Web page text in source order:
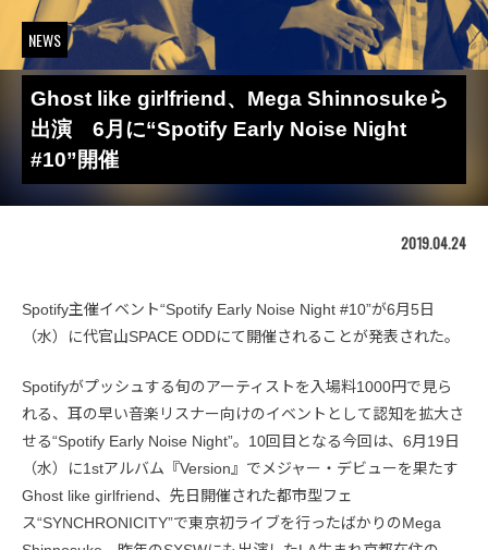
NEWS
Ghost like girlfriend、Mega Shinnosukeら
出演 6月に“Spotify Early Noise Night
#10”開催
2019.04.24
Spotify主催イベント“Spotify Early Noise Night #10”が6月5日
（水）に代官山SPACE ODDにて開催されることが発表された。
Spotifyがプッシュする旬のアーティストを入場料1000円で見ら
れる、耳の早い音楽リスナー向けのイベントとして認知を拡大さ
せる“Spotify Early Noise Night”。10回目となる今回は、6月19日
（水）に1stアルバム『Version』でメジャー・デビューを果たす
Ghost like girlfriend、先日開催された都市型フェ
ス“SYNCHRONICITY”で東京初ライブを行ったばかりのMega